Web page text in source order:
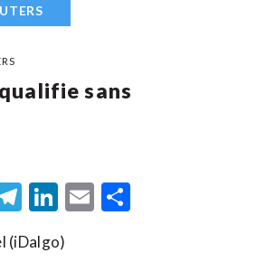
sans
Telegram
LinkedIn
Email
(iDalgo)